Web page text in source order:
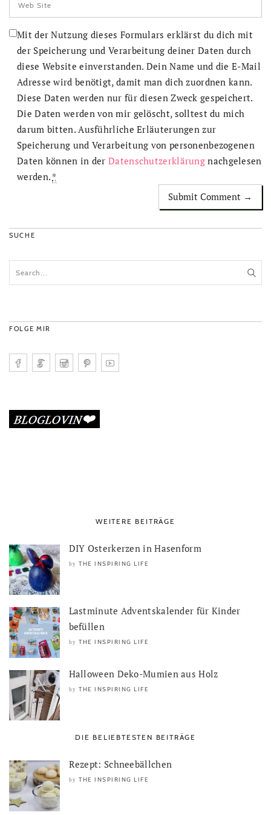
Mit der Nutzung dieses Formulars erklärst du dich mit
der Speicherung und Verarbeitung deiner Daten durch
diese Website einverstanden. Dein Name und die E-Mail
Adresse wird benötigt, damit man dich zuordnen kann.
Diese Daten werden nur für diesen Zweck gespeichert.
Die Daten werden von mir gelöscht, solltest du mich
darum bitten. Ausführliche Erläuterungen zur
Speicherung und Verarbeitung von personenbezogenen
Daten können in derDatenschutzerklärung nachgelesen
werden. *
SUCHE
FOLGE MIR
WEITERE BEITRÄGE
DIY Osterkerzen in Hasenform
by THE INSPIRING LIFE
Lastminute Adventskalender für Kinder
befüllen
by THE INSPIRING LIFE
Halloween Deko-Mumien aus Holz
by THE INSPIRING LIFE
DIE BELIEBTESTEN BEITRÄGE
Rezept: Schneebällchen
by THE INSPIRING LIFE